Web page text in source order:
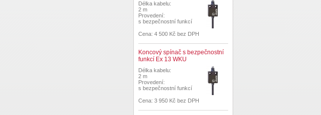
Délka kabelu:
2 m
Provedení:
s bezpečnostní funkcí
Cena: 4 500 Kč bez DPH
Koncový spínač s bezpečnostní
funkcí Ex 13 WKU
Délka kabelu:
2 m
Provedení:
s bezpečnostní funkcí
Cena: 3 950 Kč bez DPH